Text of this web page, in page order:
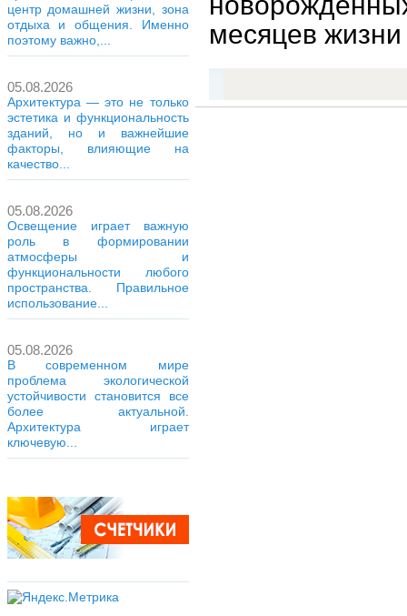
центр домашней жизни, зона
отдыха и общения. Именно
поэтому важно,...
05.08.2026
Архитектура — это не только
эстетика и функциональность
зданий, но и важнейшие
факторы, влияющие на
качество...
05.08.2026
Освещение играет важную
роль в формировании
атмосферы и
функциональности любого
пространства. Правильное
использование...
05.08.2026
В современном мире
проблема экологической
устойчивости становится все
более актуальной.
Архитектура играет
ключевую...
месяцев